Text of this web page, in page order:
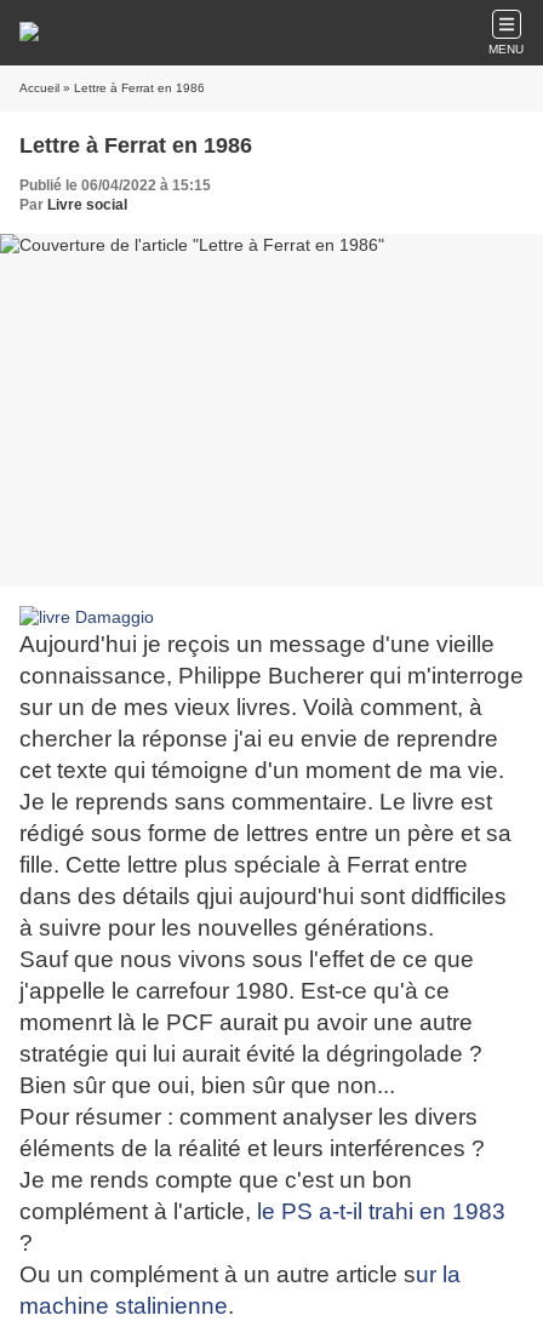
MENU
Accueil » Lettre à Ferrat en 1986
Lettre à Ferrat en 1986
Publié le 06/04/2022 à 15:15
Par Livre social
Aujourd'hui je reçois un message d'une vieille
connaissance, Philippe Bucherer qui m'interroge
sur un de mes vieux livres. Voilà comment, à
chercher la réponse j'ai eu envie de reprendre
cet texte qui témoigne d'un moment de ma vie.
Je le reprends sans commentaire. Le livre est
rédigé sous forme de lettres entre un père et sa
fille. Cette lettre plus spéciale à Ferrat entre
dans des détails qjui aujourd'hui sont didfficiles
à suivre pour les nouvelles générations.
Sauf que nous vivons sous l'effet de ce que
j'appelle le carrefour 1980. Est-ce qu'à ce
momenrt là le PCF aurait pu avoir une autre
stratégie qui lui aurait évité la dégringolade ?
Bien sûr que oui, bien sûr que non...
Pour résumer : comment analyser les divers
éléments de la réalité et leurs interférences ?
Je me rends compte que c'est un bon
complément à l'article, le PS a-t-il trahi en 1983
?
Ou un complément à un autre article sur la
machine stalinienne.